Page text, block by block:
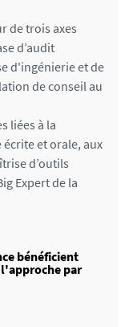
de trois axes
d’audit
d'ingénierie et de
de conseil au
liées à la
et orale, aux
d’outils
Expert de la
bénéficient
par